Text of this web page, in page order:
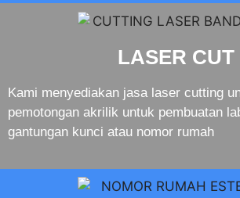
LASER CUT
Kami menyediakan jasa laser cutting
pemotongan akrilik untuk pembuatan
gantungan kunci atau nomor rumah